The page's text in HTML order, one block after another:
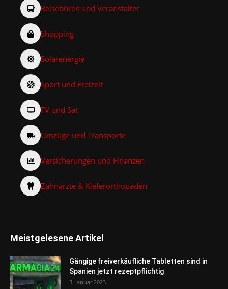
Reisebüros und Veranstalter
Shopping
Solarenergie
Sport und Freizeit
TV und Sat
Umzüge und Transporte
Versicherungen und Finanzen
Zahnärzte & Kieferorthopäden
Meistgelesene Artikel
Gängige freiverkäufliche Tabletten sind in
Spanien jetzt rezeptpflichtig
3. Januar 2023